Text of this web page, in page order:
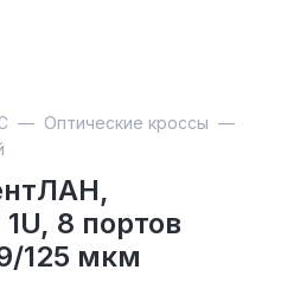
— Оптические кроссы —
8 портов
125 мкм